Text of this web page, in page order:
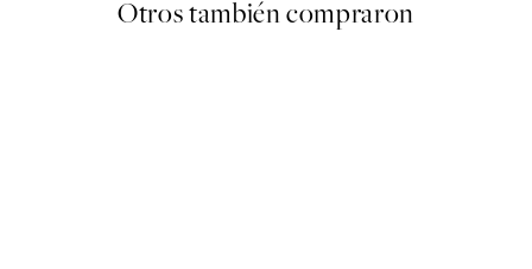
Otros también compraron